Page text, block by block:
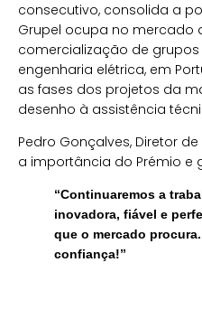
consecutivo, consolida a
Grupel ocupa no mercado
comercialização de
engenharia elétrica, em
as fases dos projetos da
desenho à assistência
Pedro Gonçalves, Diretor
a importância do Prémio e
“Continuaremos a
inovadora, fiável e
que o mercado
confiança!”